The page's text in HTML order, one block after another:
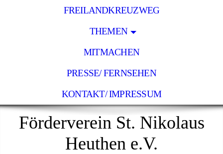
FREILANDKREUZWEG
THEMEN
MITMACHEN
PRESSE/ FERNSEHEN
KONTAKT/ IMPRESSUM
Förderverein St. Nikolaus
Heuthen e.V.